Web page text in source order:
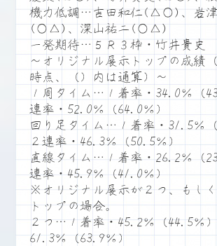
機力低調…吉田和仁(△○)、岩津
(○△)、深山祐二(○△)
一発期待…５Ｒ３枠・竹井貴史
～オリジナル展示トップの成績
時点、（）内は通算）～
１周タイム…１着率・34.0％（
連率・52.0％（64.0％）
回り足タイム…１着率・31.5％（
２連率・46.3％（50.5％）
直線タイム…１着率・26.2％（
連率・45.9％（41.0％）
※オリジナル展示が２つ、もし
トップの場合。
２つ…１着率・45.2％（44.5％
61.3％（63.9％）